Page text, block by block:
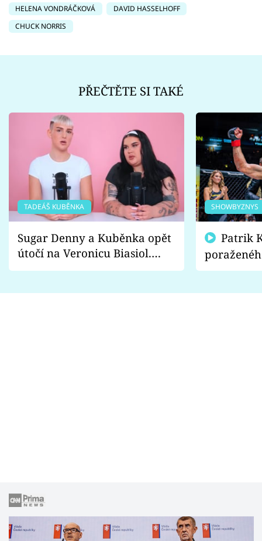
HELENA VONDRÁČKOVÁ
DAVID HASSELHOFF
CHUCK NORRIS
PŘEČTĚTE SI TAKÉ
TADEÁŠ KUBĚNKA
Sugar Denny a Kuběnka opět
útočí na Veronicu Biasiol.
Proč je podle nich falešná a
SHOWBYZNYS
fanoušci